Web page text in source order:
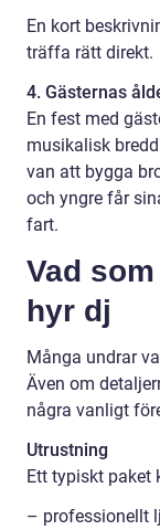
En kort
träffa rätt direkt.
4. Gästernas
En fest med
musikalisk
van att bygga
och yngre får
fart.
Vad
hyr dj
Många undrar
Även om
några vanligt
Utrustning
Ett typiskt paket
– professionellt